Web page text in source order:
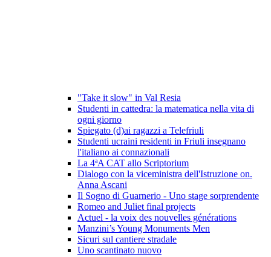
"Take it slow" in Val Resia
Studenti in cattedra: la matematica nella vita di
ogni giorno
Spiegato (d)ai ragazzi a Telefriuli
Studenti ucraini residenti in Friuli insegnano
l'italiano ai connazionali
La 4ªA CAT allo Scriptorium
Dialogo con la viceministra dell'Istruzione on.
Anna Ascani
Il Sogno di Guarnerio - Uno stage sorprendente
Romeo and Juliet final projects
Actuel - la voix des nouvelles générations
Manzini’s Young Monuments Men
Sicuri sul cantiere stradale
Uno scantinato nuovo